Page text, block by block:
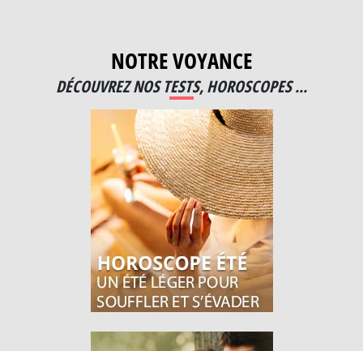
NOTRE VOYANCE
DÉCOUVREZ NOS TESTS, HOROSCOPES ...